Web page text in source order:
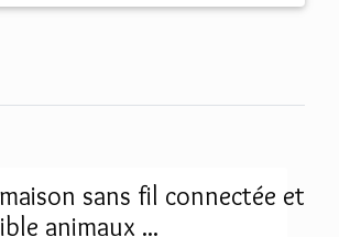
sans fil connectée et
animaux ...